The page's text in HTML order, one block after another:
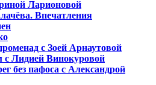
Ларионовой
Впечатления
с Зоей Арнаутовой
с Лидией Винокуровой
без пафоса с Александрой